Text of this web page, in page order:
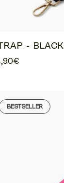
- BLACK
BESTSELLER